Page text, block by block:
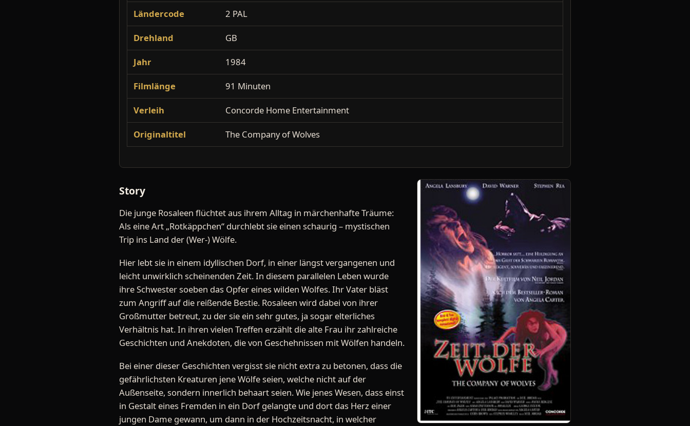
Ländercode 2 PAL
Drehland GB
Jahr 1984
Filmlänge 91 Minuten
Verleih Concorde Home Entertainment
Originaltitel The Company of Wolves
Story
Die junge Rosaleen flüchtet aus ihrem Alltag in märchenhafte Träume:
Als eine Art „Rotkäppchen“ durchlebt sie einen schaurig – mystischen
Trip ins Land der (Wer-) Wölfe.
Hier lebt sie in einem idyllischen Dorf, in einer längst vergangenen und
leicht unwirklich scheinenden Zeit. In diesem parallelen Leben wurde
ihre Schwester soeben das Opfer eines wilden Wolfes. Ihr Vater bläst
zum Angriff auf die reißende Bestie. Rosaleen wird dabei von ihrer
Großmutter betreut, zu der sie ein sehr gutes, ja sogar elterliches
Verhältnis hat. In ihren vielen Treffen erzählt die alte Frau ihr zahlreiche
Geschichten und Anekdoten, die von Geschehnissen mit Wölfen handeln.
Bei einer dieser Geschichten vergisst sie nicht extra zu betonen, dass die
gefährlichsten Kreaturen jene Wölfe seien, welche nicht auf der
Außenseite, sondern innerlich behaart seien. Wie jenes Wesen, dass einst
in Gestalt eines Fremden in ein Dorf gelangte und dort das Herz einer
jungen Dame gewann, um dann in der Hochzeitsnacht, in welcher